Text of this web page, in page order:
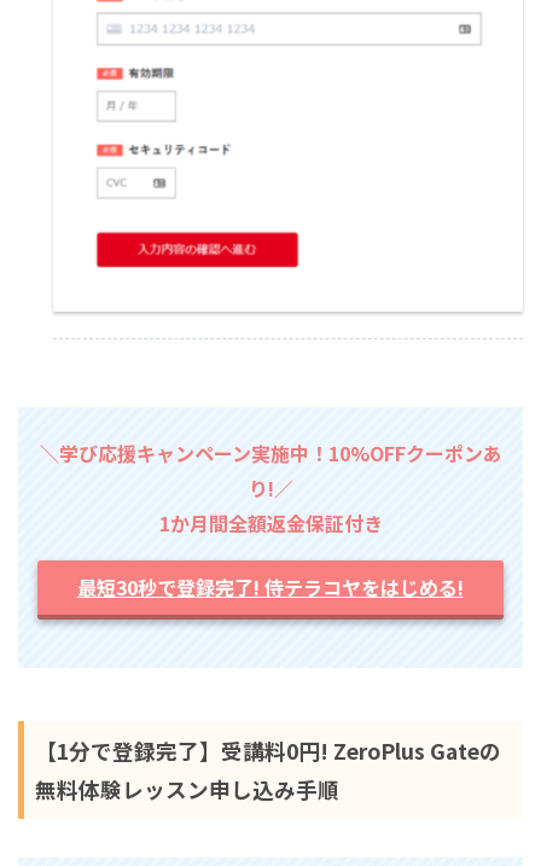
＼学び応援キャンペーン実施中！10%OFFクーポンあ
り!／
1か月間全額返金保証付き
最短30秒で登録完了! 侍テラコヤをはじめる!
【1分で登録完了】受講料0円! ZeroPlus Gateの
無料体験レッスン申し込み手順